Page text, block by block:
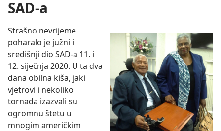
SAD-a
Strašno nevrijeme
poharalo je južni i
središnji dio SAD-a 11. i
12. siječnja 2020. U ta dva
dana obilna kiša, jaki
vjetrovi i nekoliko
tornada izazvali su
ogromnu štetu u
mnogim američkim